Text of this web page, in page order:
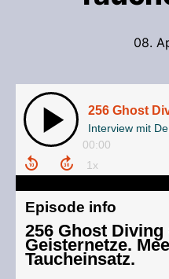
08.
Interview mit
00:00
Episode info
256 Ghost Diving
Geisternetze.
Taucheinsatz.